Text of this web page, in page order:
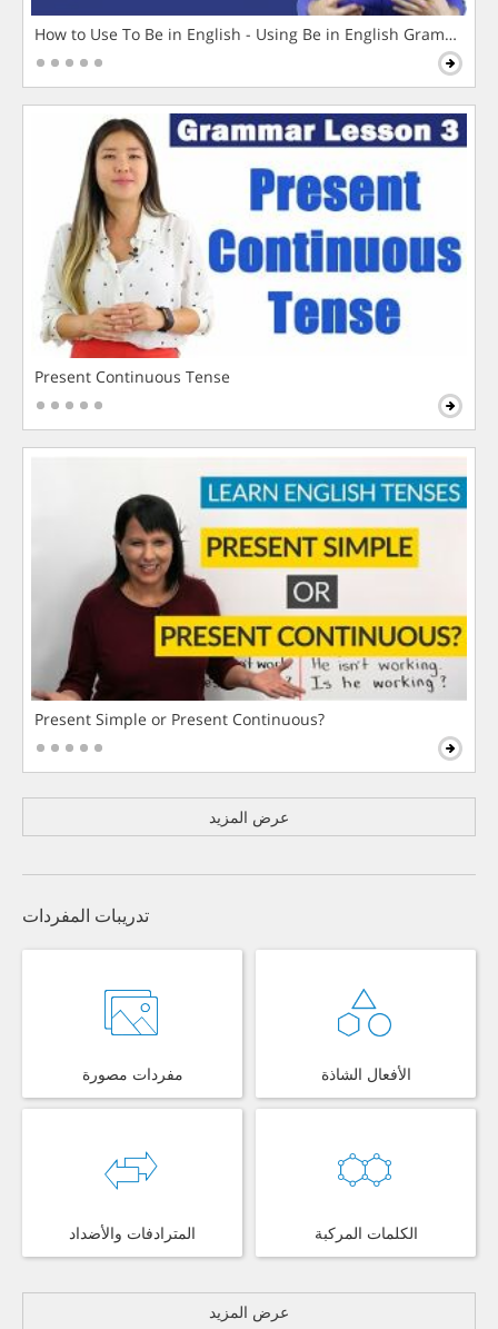
How to Use To Be in English - Using Be in English Grammar
Present Continuous Tense
Present Simple or Present Continuous?
عرض المزيد
تدريبات المفردات
مفردات مصورة الأفعال الشاذة
المترادفات والأضداد الكلمات المركبة
عرض المزيد